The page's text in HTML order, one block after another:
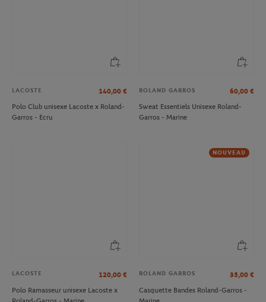
LACOSTE 140,00 €
Polo Club unisexe Lacoste x Roland-
Garros - Ecru
ROLAND GARROS 60,00 €
Sweat Essentiels Unisexe Roland-
Garros - Marine
LACOSTE 120,00 €
Polo Ramasseur unisexe Lacoste x
NOUVEAU
ROLAND GARROS 35,00 €
Casquette Bandes Roland-Garros -